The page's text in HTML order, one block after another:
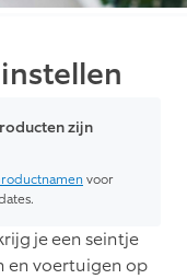
zijn
voor
je een seintje
en voertuigen op